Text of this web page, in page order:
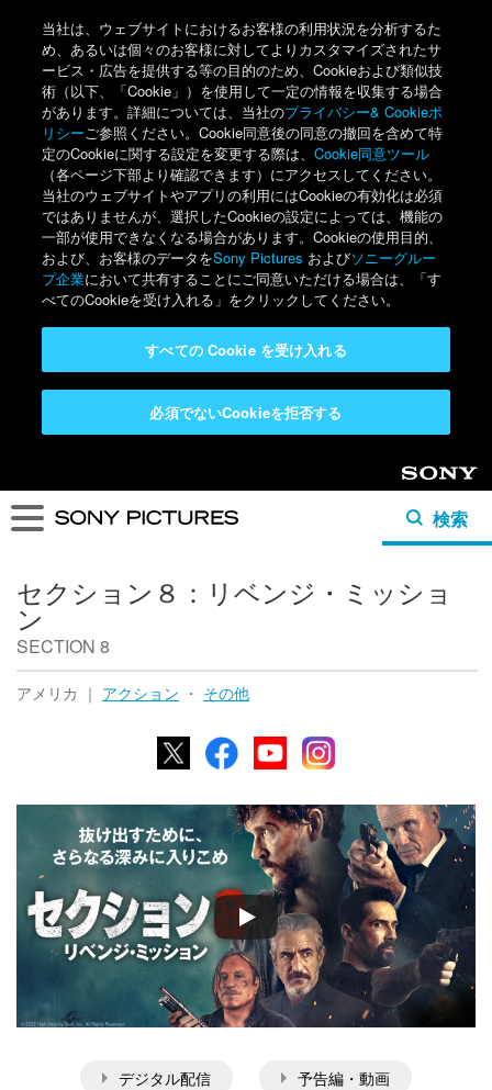
当社は、ウェブサイトにおけるお客様の利用状況を分析するた
め、あるいは個々のお客様に対してよりカスタマイズされたサ
ービス・広告を提供する等の目的のため、Cookieおよび類似技
術（以下、「Cookie」）を使用して一定の情報を収集する場合
があります。詳細については、当社のプライバシー& Cookieポ
リシーご参照ください。Cookie同意後の同意の撤回を含めて特
定のCookieに関する設定を変更する際は、Cookie同意ツール
（各ページ下部より確認できます）にアクセスしてください。
当社のウェブサイトやアプリの利用にはCookieの有効化は必須
ではありませんが、選択したCookieの設定によっては、機能の
一部が使用できなくなる場合があります。Cookieの使用目的、
および、お客様のデータをSony Pictures およびソニーグルー
プ企業において共有することにご同意いただける場合は、「す
べてのCookieを受け入れる」をクリックしてください。
必須でないCookieを拒否する
すべての Cookie を受け入れる
Sony
検索
セクション８：リベンジ・ミッショ
ン
SECTION 8
アメリカ ｜ アクション ・ その他
X FacebookYouTubeInstagram
デジタル配信 予告編・動画